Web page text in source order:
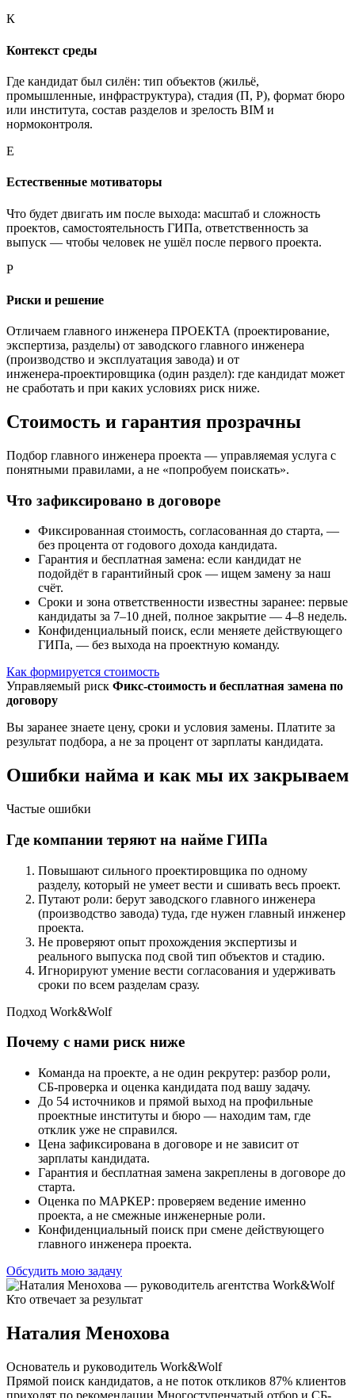
К
Контекст среды
Где кандидат был силён: тип объектов (жильё,
промышленные, инфраструктура), стадия (П, Р), формат бюро
или института, состав разделов и зрелость BIM и
нормоконтроля.
Е
Естественные мотиваторы
Что будет двигать им после выхода: масштаб и сложность
проектов, самостоятельность ГИПа, ответственность за
выпуск — чтобы человек не ушёл после первого проекта.
Р
Риски и решение
Отличаем главного инженера ПРОЕКТА (проектирование,
экспертиза, разделы) от заводского главного инженера
(производство и эксплуатация завода) и от
инженера‑проектировщика (один раздел): где кандидат может
не сработать и при каких условиях риск ниже.
Стоимость и гарантия прозрачны
Подбор главного инженера проекта — управляемая услуга с
понятными правилами, а не «попробуем поискать».
Что зафиксировано в договоре
Фиксированная стоимость, согласованная до старта, —
без процента от годового дохода кандидата.
Гарантия и бесплатная замена: если кандидат не
подойдёт в гарантийный срок — ищем замену за наш
счёт.
Сроки и зона ответственности известны заранее: первые
кандидаты за 7–10 дней, полное закрытие — 4–8 недель.
Конфиденциальный поиск, если меняете действующего
ГИПа, — без выхода на проектную команду.
Как формируется стоимость
Управляемый риск Фикс-стоимость и бесплатная замена по
договору
Вы заранее знаете цену, сроки и условия замены. Платите за
результат подбора, а не за процент от зарплаты кандидата.
Ошибки найма и как мы их закрываем
Частые ошибки
Где компании теряют на найме ГИПа
Повышают сильного проектировщика по одному
разделу, который не умеет вести и сшивать весь проект.
Путают роли: берут заводского главного инженера
(производство завода) туда, где нужен главный инженер
проекта.
Не проверяют опыт прохождения экспертизы и
реального выпуска под свой тип объектов и стадию.
Игнорируют умение вести согласования и удерживать
сроки по всем разделам сразу.
Подход Work&Wolf
Почему с нами риск ниже
Команда на проекте, а не один рекрутер: разбор роли,
СБ-проверка и оценка кандидата под вашу задачу.
До 54 источников и прямой выход на профильные
проектные институты и бюро — находим там, где
отклик уже не справился.
Цена зафиксирована в договоре и не зависит от
зарплаты кандидата.
Гарантия и бесплатная замена закреплены в договоре до
старта.
Оценка по МАРКЕР: проверяем ведение именно
проекта, а не смежные инженерные роли.
Конфиденциальный поиск при смене действующего
главного инженера проекта.
Обсудить мою задачу
Кто отвечает за результат
Наталия Менохова
Основатель и руководитель Work&Wolf
Прямой поиск кандидатов, а не поток откликов 87% клиентов
приходят по рекомендации Многоступенчатый отбор и СБ-